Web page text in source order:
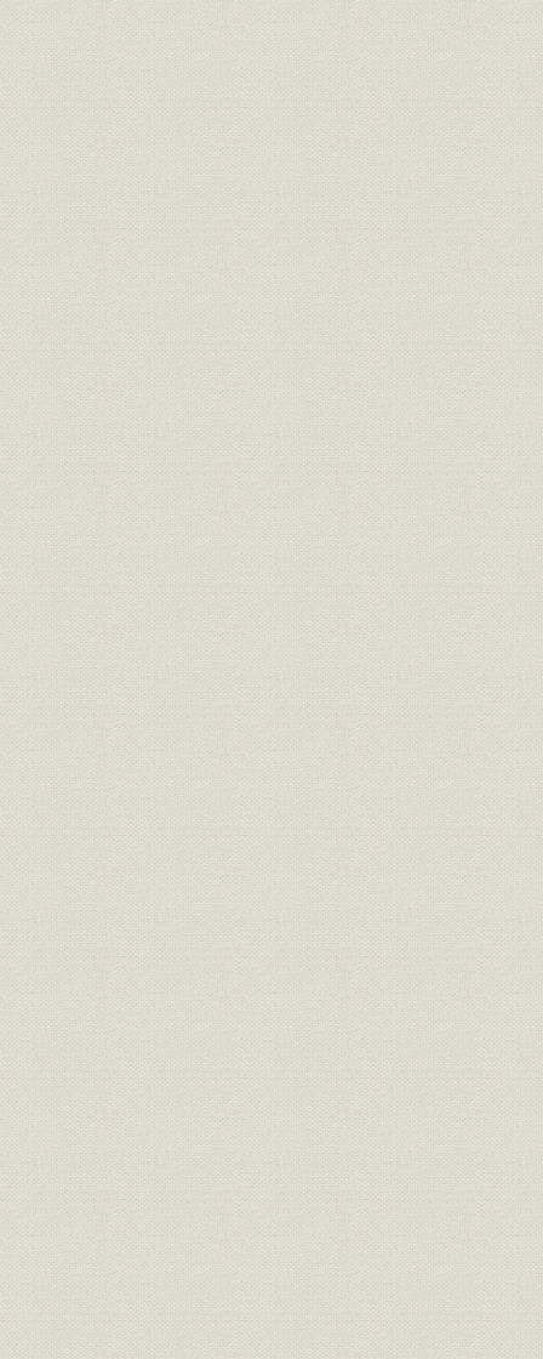
組織;施設 最盛時の操業状況 昭和16年
施設 最盛時における設備総数
事業所
事業所 廃止工場概要
事業所 廃止工場変遷一覧 大正3年~
事業所
最盛時の本・支店・工場・事業
場・出張所分布図
昭和16年~
事業所;関係会社
最盛時の海外支店・事務所・工
場・関係会社分布図
昭和16年
施設;業界
全国各社及び当社紡績錘数並に
織機台数
明治14年
業界 全国各社綿花消費高 明治36年~
生産 当社綿花消費高 明治14年~
業界 全国各社綿糸生産高 明治14年~
生産 当社綿糸生産高 明治14年~
業界 全国各社生産綿布生産高 明治22年~
財務・業績 当社生地綿布生産高 明治22年~
業界;生産
全国各社及び当社毛糸並に毛織
物生産高
昭和11年~
業界;生産
全国各社及び当社人絹・スフ・
パルプ生産高
昭和1年~
財務・業績 貸借対照表(負債之部) 大正3年下
財務・業績 貸借対照表(資産之部) 大正8年上
財務・業績 損益計算書 大正3年下